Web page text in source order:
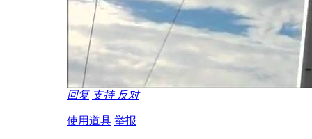
回复 支持 反对
使用道具 举报